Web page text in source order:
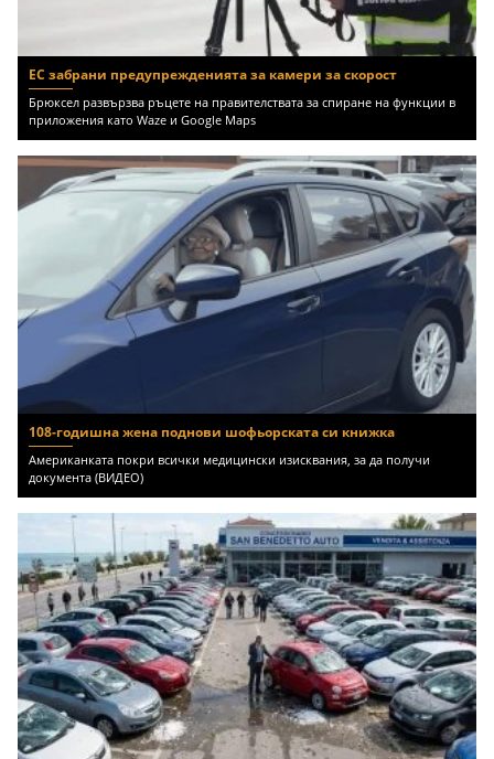
ЕС забрани предупрежденията за камери за скорост
Брюксел развързва ръцете на правителствата за спиране на функции в
приложения като Waze и Google Maps
108-годишна жена поднови шофьорската си книжка
Американката покри всички медицински изисквания, за да получи
документа (ВИДЕО)